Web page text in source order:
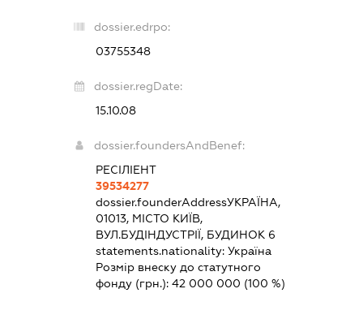
dossier.edrpo:
03755348
dossier.regDate:
15.10.08
dossier.foundersAndBenef:
РЕСІЛІЕНТ
39534277
dossier.founderAddressУКРАЇНА,
01013, МІСТО КИЇВ,
ВУЛ.БУДІНДУСТРІЇ, БУДИНОК 6
statements.nationality:Україна
Розмір внеску до статутного
фонду (грн.):42 000 000 (100 %)